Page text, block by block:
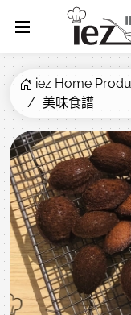
iez Home
美味食譜